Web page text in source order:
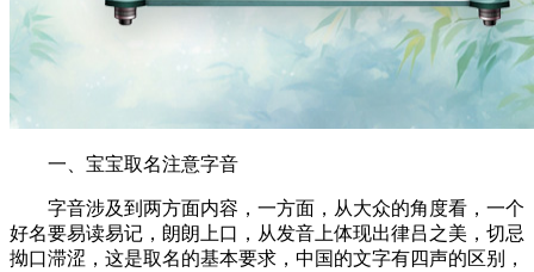
一、宝宝取名注意字音
字音涉及到两方面内容，一方面，从大众的角度看，一个
好名要易读易记，朗朗上口，从发音上体现出律吕之美，切忌
拗口滞涩，这是取名的基本要求，中国的文字有四声的区别，